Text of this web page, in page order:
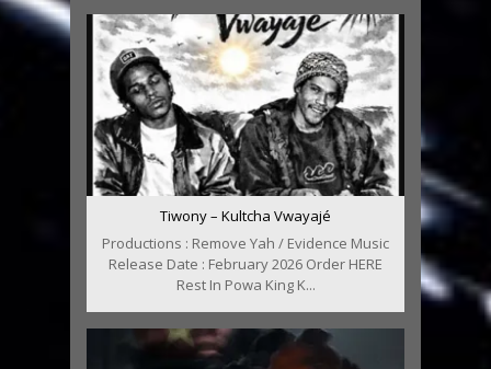
Tiwony – Kultcha Vwayajé
Productions : Remove Yah / Evidence Music
Release Date : February 2026 Order HERE
Rest In Powa King K...